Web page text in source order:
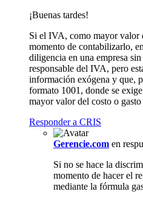
¡Buenas tardes!
Si el IVA, como mayor valor
momento de contabilizarlo,
diligencia en una empresa
responsable del IVA, pero
información exógena y que,
formato 1001, donde se
mayor valor del costo o
Responder a CRIS
Gerencie.com en
Si no se hace la
momento de hacer el
mediante la fórmula